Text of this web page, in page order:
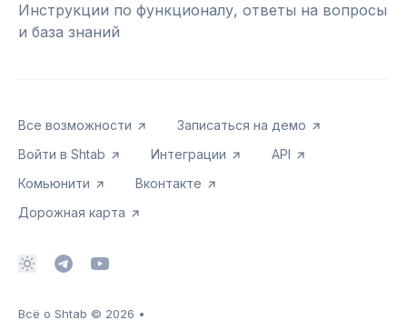
Инструкции по функционалу, ответы на вопросы
и база знаний
Все возможности
Записаться на демо
Войти в Shtab
Интеграции
API
Комьюнити
Вконтакте
Дорожная карта
Всё о Shtab © 2026 •